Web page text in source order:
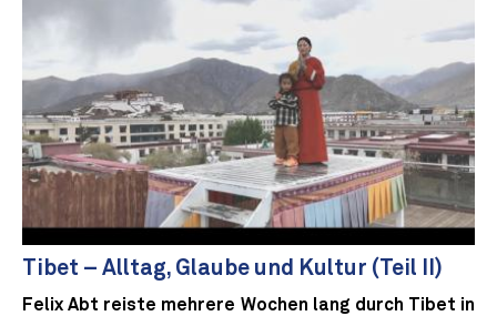
Tibet – Alltag, Glaube und Kultur (Teil II)
Felix Abt reiste mehrere Wochen lang durch Tibet in